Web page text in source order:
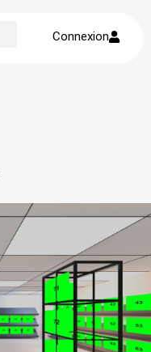
Connexion